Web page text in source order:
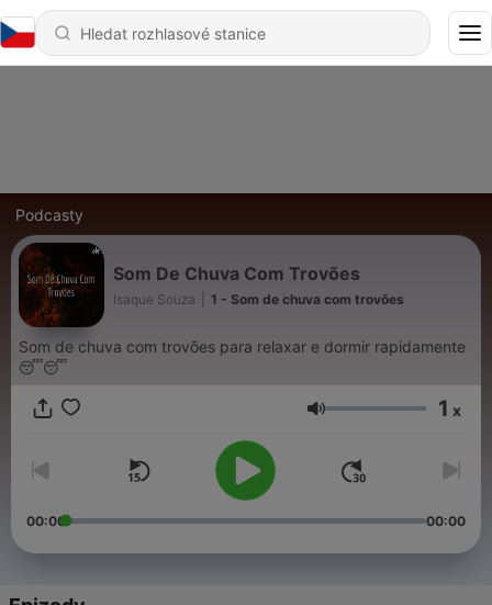
Podcasty
Som De Chuva Com Trovões
Isaque Souza 1 - Som de chuva com trovões
Som de chuva com trovões para relaxar e dormir rapidamente
😴😴
Hlasitost 1 x
00:00 00:00